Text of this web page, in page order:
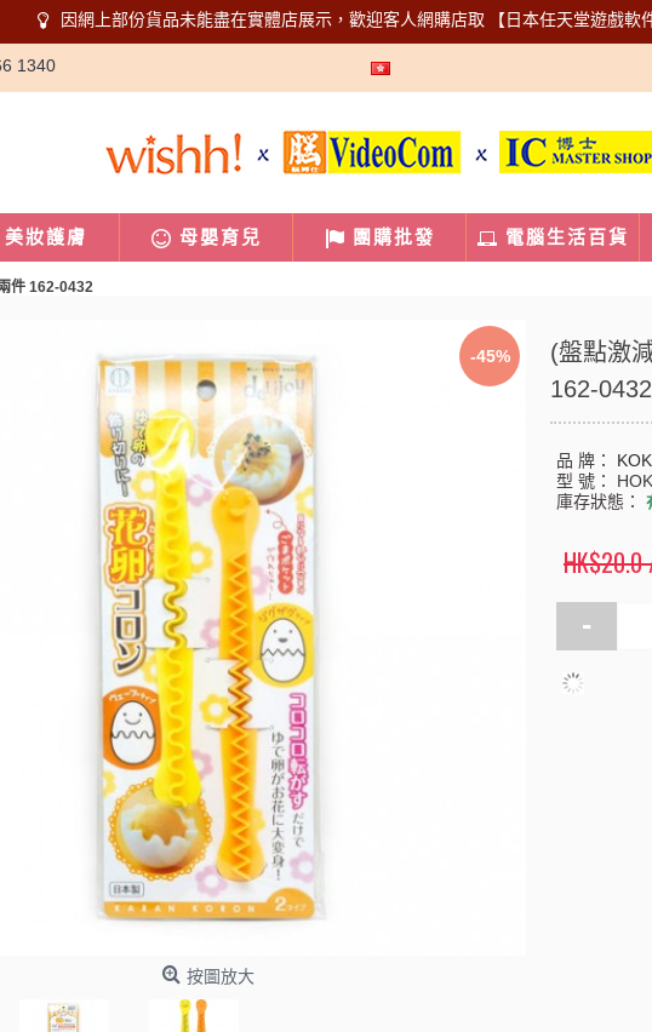
因網上部份貨品未能盡在實體店展示，歡迎客人網購店取 【日本任天堂遊戲軟
1340
美妝護膚 母嬰育兒 團購批發 電腦生活百貨
件 162-0432
-45%
按圖放大
(盤點激
162-0432
品 牌：
型 號：
庫存狀態：
-